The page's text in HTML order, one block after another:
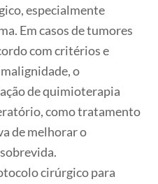
especialmente
Em casos de tumores
com critérios e
o
de quimioterapia
como tratamento
de melhorar o
cirúrgico para